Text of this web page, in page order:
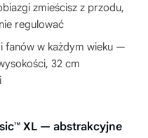
zmieścisz z przodu,
regulować
fanów w każdym wieku —
32 cm
XL — abstrakcyjne